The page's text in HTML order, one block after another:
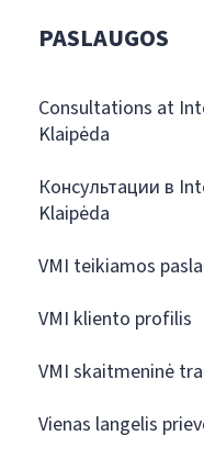
PASLAUGOS
Consultations at
Klaipėda
Консультации в
Klaipėda
VMI teikiamos
VMI kliento profilis
VMI skaitmeninė
Vienas langelis